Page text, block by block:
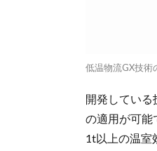
低温物流GX技術
開発している
の適用が可能
1t以上の温室